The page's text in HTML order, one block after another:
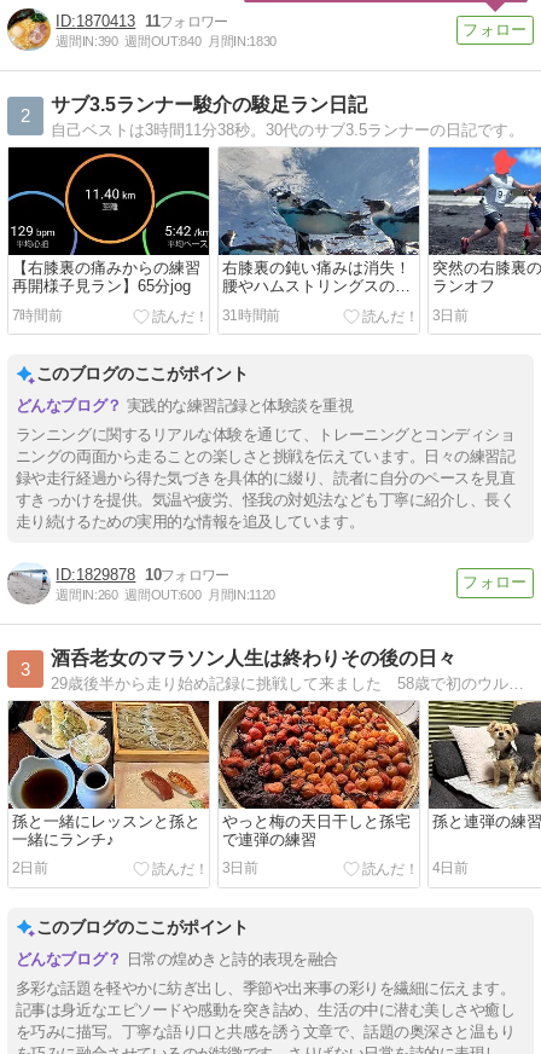
1870413 11
週間IN:390 週間OUT:840 月間IN:1830
2
サブ3.5ランナー駿介の駿足ラン日記
自己ベストは3時間11分38秒。30代のサブ3.5ランナーの日記です。
【右膝裏の痛みからの練習
再開様子見ラン】65分jog
7時間前
右膝裏の鈍い痛みは消失！
腰やハムストリングスのハ
リが原因か？
31時間前
突然の右膝裏
ランオフ
3日前
このブログのここがポイント
実践的な練習記録と体験談を重視
ランニングに関するリアルな体験を通じて、トレーニングとコンディショ
ニングの両面から走ることの楽しさと挑戦を伝えています。日々の練習記
録や走行経過から得た気づきを具体的に綴り、読者に自分のペースを見直
すきっかけを提供。気温や疲労、怪我の対処法なども丁寧に紹介し、長く
走り続けるための実用的な情報を追及しています。
1829878 10
週間IN:260 週間OUT:600 月間IN:1120
3
酒呑老女のマラソン人生は終わりその後の日々
29歳後半から走り始め記録に挑戦して来ました 58歳で初のウルトラマラソンを完走しましたが60歳を過ぎると身体のアチコチにガタが来てマラソン人生は40年間で終わりましたがこれからも何事にも挑戦して日々を楽しく過ごしたいです♪
孫と一緒にレッスンと孫と
一緒にランチ♪
2日前
やっと梅の天日干しと孫宅
で連弾の練習
3日前
孫と連弾の練
4日前
このブログのここがポイント
日常の煌めきと詩的表現を融合
多彩な話題を軽やかに紡ぎ出し、季節や出来事の彩りを繊細に伝えます。
記事は身近なエピソードや感動を突き詰め、生活の中に潜む美しさや癒し
を巧みに描写。丁寧な語り口と共感を誘う文章で、話題の奥深さと温もり